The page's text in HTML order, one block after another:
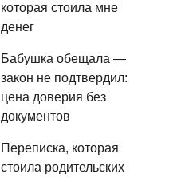
которая стоила мне
денег
Бабушка обещала —
закон не подтвердил:
цена доверия без
документов
Переписка, которая
стоила родительских